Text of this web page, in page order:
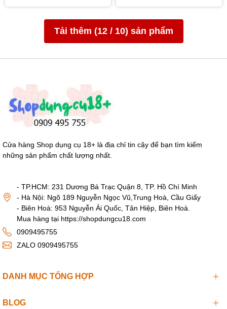
Tải thêm (12/ 10) sản phẩm
Cửa hàng Shop dụng cụ 18+ là địa chỉ tin cậy để bạn tìm kiếm
những sản phẩm chất lượng nhất.
- TP.HCM: 231 Dương Bá Trạc Quận 8, TP. Hồ Chí Minh
- Hà Nội: Ngõ 189 Nguyễn Ngọc Vũ,Trung Hoà, Cầu Giấy
- Biên Hoà: 953 Nguyễn Ái Quốc, Tân Hiệp, Biên Hoà.
Mua hàng tại https://shopdungcu18.com
0909495755
ZALO 0909495755
DANH MỤC TỔNG HỢP
BLOG